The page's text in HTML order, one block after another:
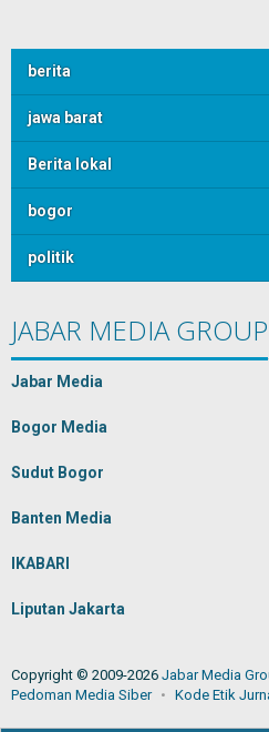
berita
jawa barat
Berita lokal
bogor
politik
JABAR MEDIA GROUP
Jabar Media
Bogor Media
Sudut Bogor
Banten Media
IKABARI
Liputan Jakarta
Copyright © 2009-2026 Jabar Media
Pedoman Media Siber
Kode Etik